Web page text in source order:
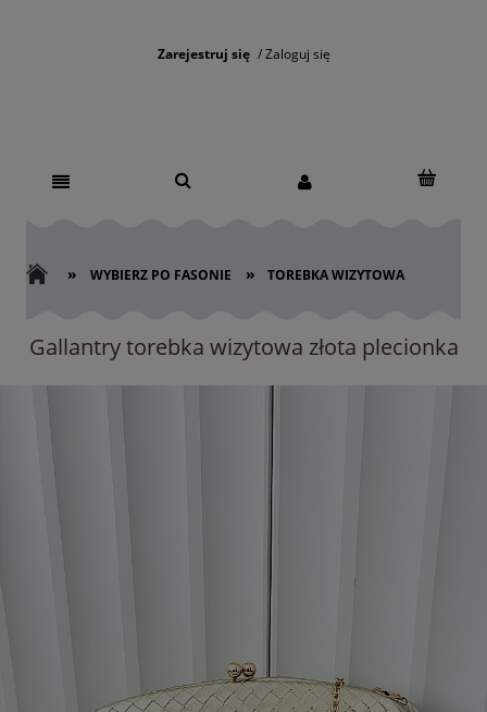
Zarejestruj się Zaloguj się
» WYBIERZ PO FASONIE » TOREBKA WIZYTOWA
Gallantry torebka wizytowa złota plecionka